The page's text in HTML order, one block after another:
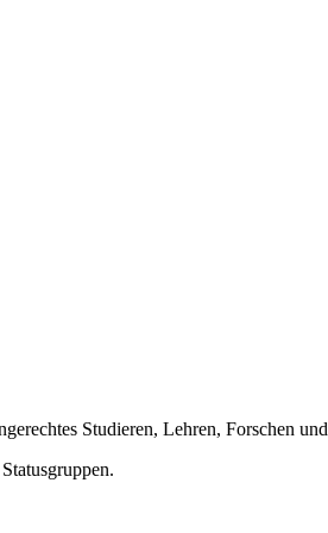
Studieren, Lehren, Forschen